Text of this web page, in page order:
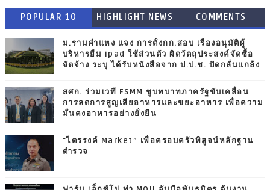
POPULAR 10 HIGHLIGHT NEWS COMMENTS
ม.รามคำแหง แจง การตั้งกก.สอบ เรื่องอนุมัติผู้
บริหารยืม ipad ใช้ส่วนตัว ผิดวัตถุประสงค์จัดซื้อ
จัดจ้าง ระบุ ได้รับหนังสือจาก ป.ป.ช. ปัดกลั่นแกล้ง
สศก. ร่วมเวที FSMM ชูบทบาทภาครัฐขับเคลื่อน
การลดการสูญเสียอาหารและขยะอาหาร เพื่อความ
มั่นคงอาหารอย่างยั่งยืน
"ไตรรงค์ Market” เพื่อครอบครัวพิสูจน์หลักฐาน
ตำรวจ